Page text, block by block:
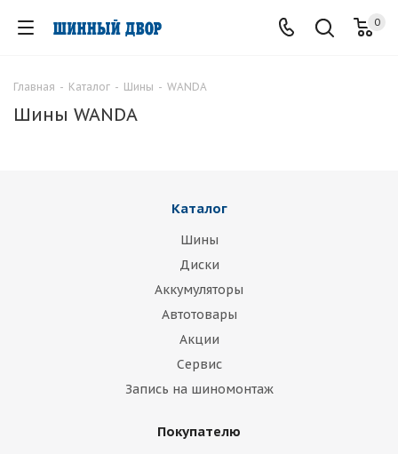
0
Главная - Каталог - Шины - WANDA
Шины WANDA
Каталог
Шины
Диски
Аккумуляторы
Автотовары
Акции
Сервис
Запись на шиномонтаж
Покупателю